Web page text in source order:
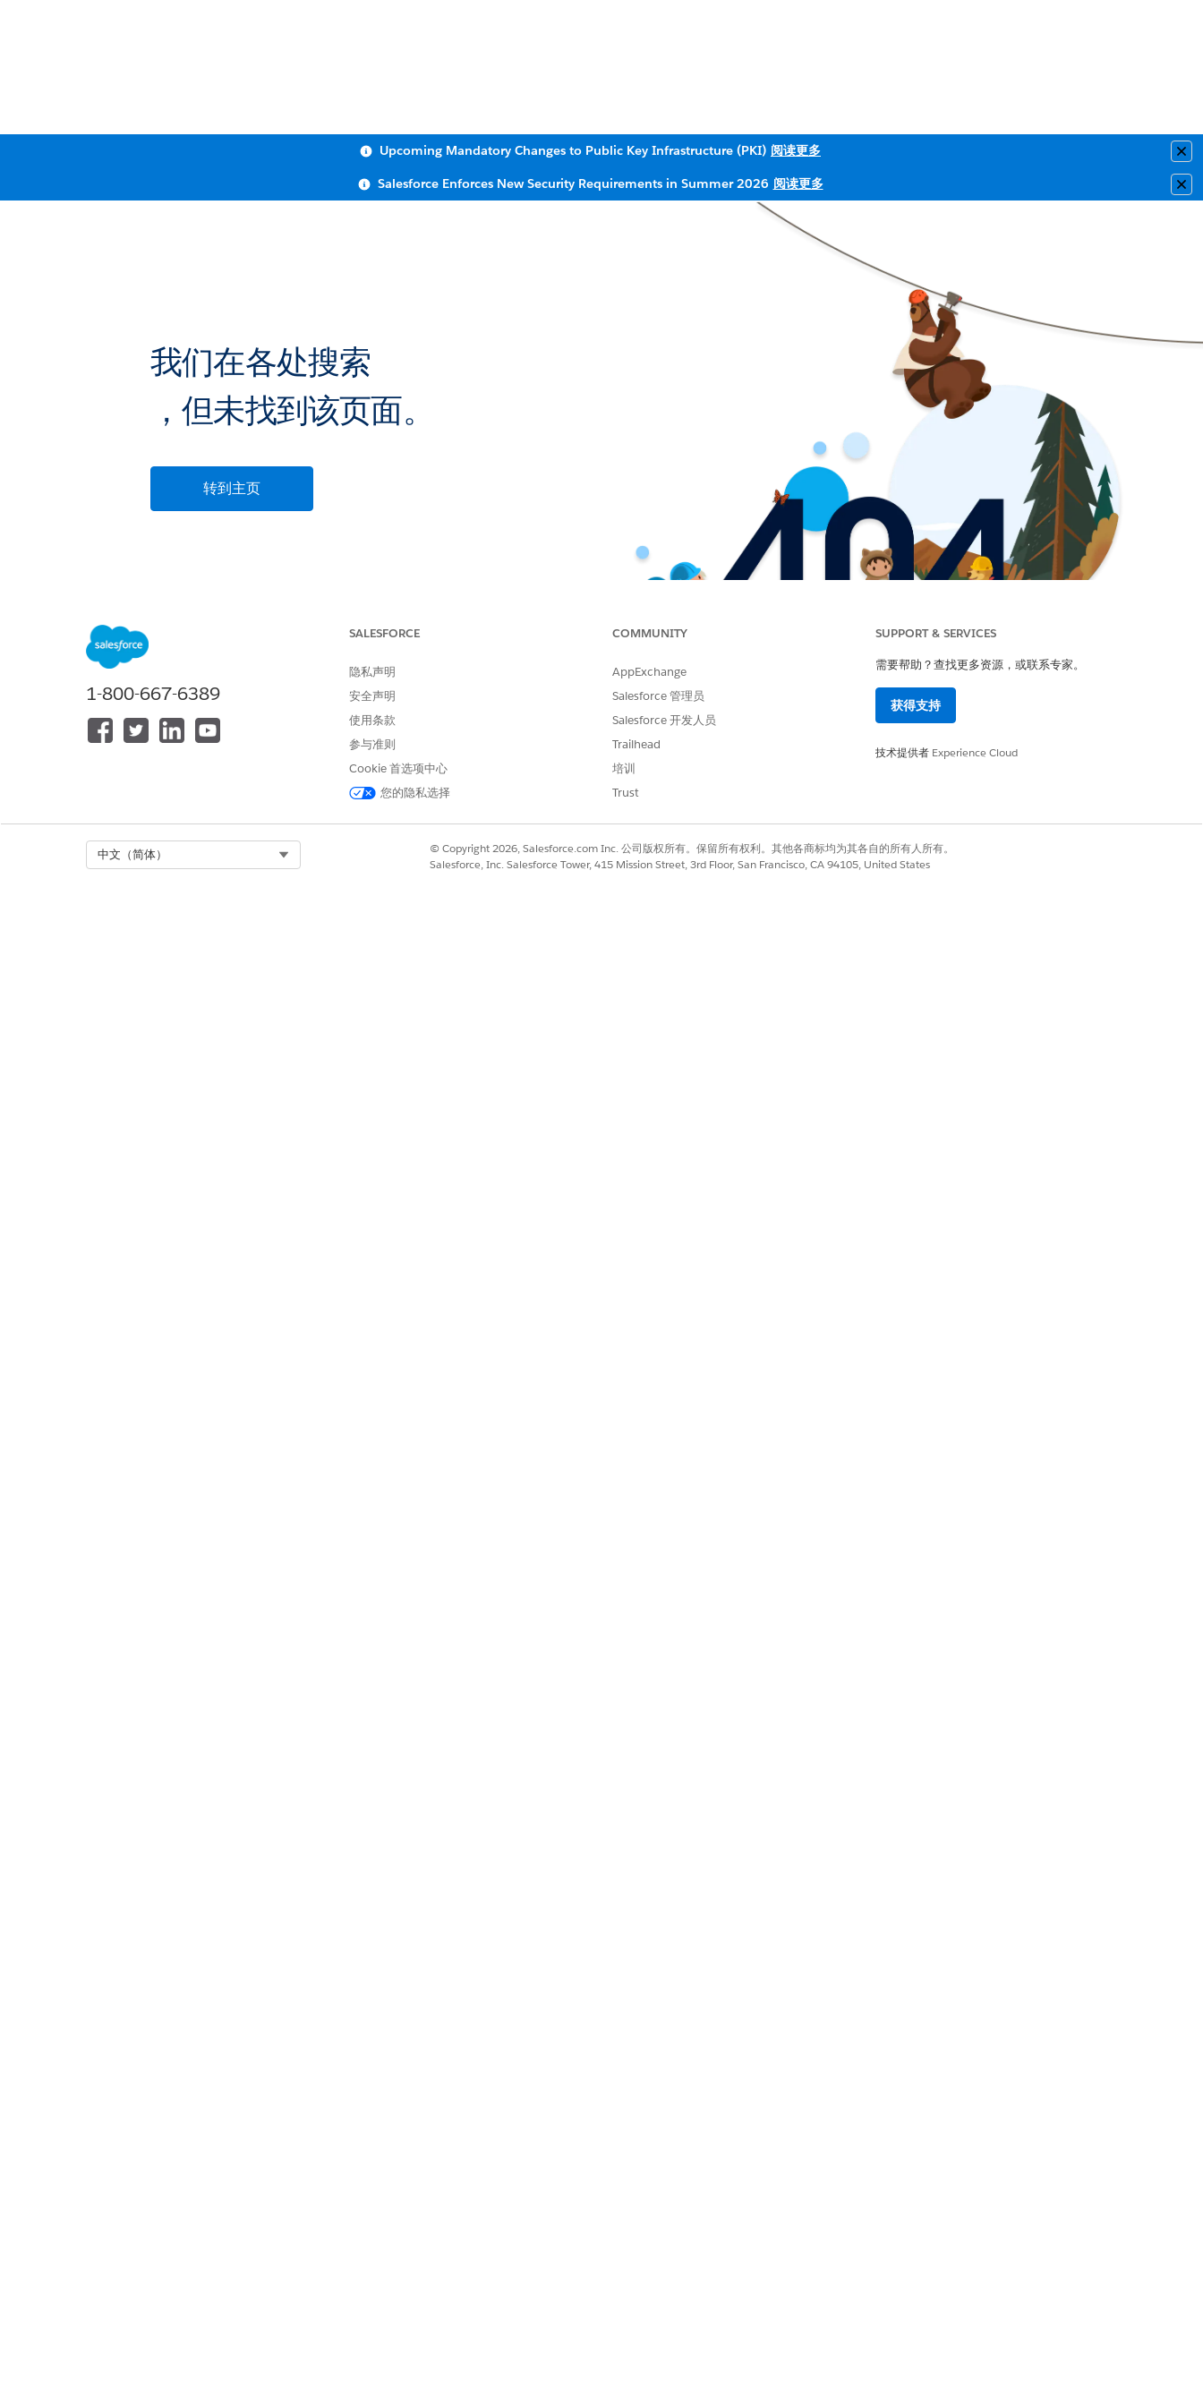
Upcoming Mandatory Changes to Public Key Infrastructure (PKI) 阅读更多
Salesforce Enforces New Security Requirements in Summer 2026 阅读更多
我们在各处搜索
，但未找到该页面。
转到主页
1-800-667-6389
SALESFORCE
隐私声明
安全声明
使用条款
参与准则
Cookie 首选项中心
您的隐私选择
COMMUNITY
AppExchange
Salesforce 管理员
Salesforce 开发人员
Trailhead
培训
Trust
SUPPORT & SERVICES
需要帮助？查找更多资源，或联系专家。
获得支持
技术提供者 Experience Cloud
中文（简体）
© Copyright 2026, Salesforce.com Inc. 公司版权所有。保留所有权利。其他各商标均为其各自的所有人所有。
Salesforce, Inc. Salesforce Tower, 415 Mission Street, 3rd Floor, San Francisco, CA 94105, United States